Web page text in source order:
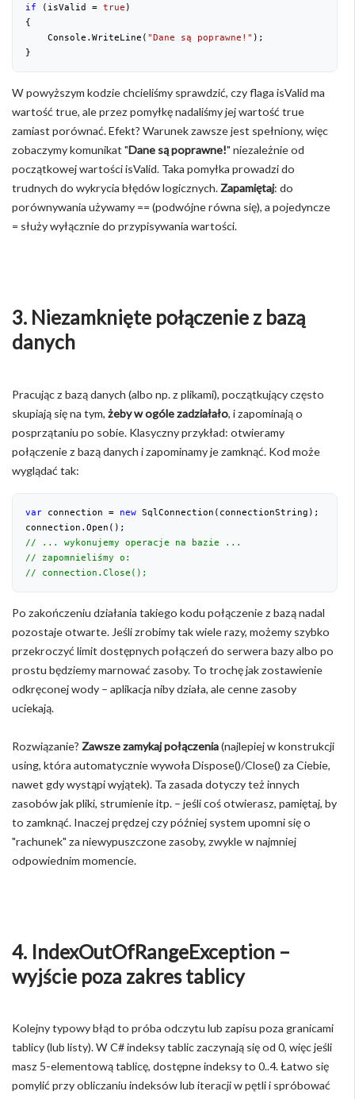
if (isValid = true )
{
    Console.WriteLine(
"Dane są poprawne!" );
}
W powyższym kodzie chcieliśmy sprawdzić, czy flaga isValid ma
wartość true, ale przez pomyłkę nadaliśmy jej wartość true
zamiast porównać. Efekt? Warunek zawsze jest spełniony, więc
zobaczymy komunikat "Dane są poprawne!" niezależnie od
początkowej wartości isValid. Taka pomyłka prowadzi do
trudnych do wykrycia błędów logicznych. Zapamiętaj: do
porównywania używamy == (podwójne równa się), a pojedyncze
= służy wyłącznie do przypisywania wartości.
3. Niezamknięte połączenie z bazą
danych
Pracując z bazą danych (albo np. z plikami), początkujący często
skupiają się na tym, żeby w ogóle zadziałało, i zapominają o
posprzątaniu po sobie. Klasyczny przykład: otwieramy
połączenie z bazą danych i zapominamy je zamknąć. Kod może
wyglądać tak:
var connection = new SqlConnection(connectionString);
connection.Open();
// ... wykonujemy operacje na bazie ...
// zapomnieliśmy o:
// connection.Close();
Po zakończeniu działania takiego kodu połączenie z bazą nadal
pozostaje otwarte. Jeśli zrobimy tak wiele razy, możemy szybko
przekroczyć limit dostępnych połączeń do serwera bazy albo po
prostu będziemy marnować zasoby. To trochę jak zostawienie
odkręconej wody – aplikacja niby działa, ale cenne zasoby
uciekają.
Rozwiązanie? Zawsze zamykaj połączenia(najlepiej w konstrukcji
using, która automatycznie wywoła Dispose()/Close() za Ciebie,
nawet gdy wystąpi wyjątek). Ta zasada dotyczy też innych
zasobów jak pliki, strumienie itp. – jeśli coś otwierasz, pamiętaj, by
to zamknąć. Inaczej prędzej czy później system upomni się o
"rachunek" za niewypuszczone zasoby, zwykle w najmniej
odpowiednim momencie.
4. IndexOutOfRangeException –
wyjście poza zakres tablicy
Kolejny typowy błąd to próba odczytu lub zapisu poza granicami
tablicy (lub listy). W C# indeksy tablic zaczynają się od 0, więc jeśli
masz 5-elementową tablicę, dostępne indeksy to 0..4. Łatwo się
pomylić przy obliczaniu indeksów lub iteracji w pętli i spróbować